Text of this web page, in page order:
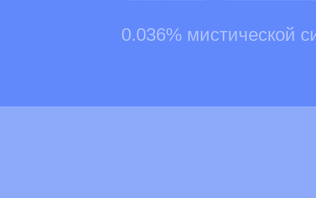
0.036% мистической